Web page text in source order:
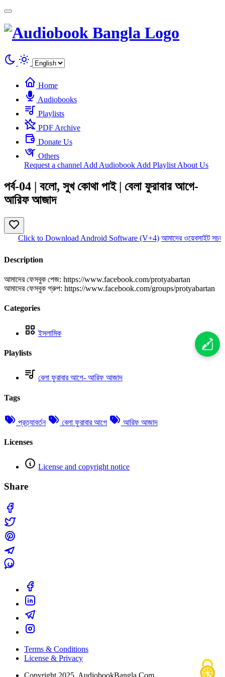
Home
Audiobooks
Playlists
PDF Archive
Donate Us
Others
Request a channel Add Audiobook Add Playlist About Us
পর্ব-04 | বলো, সুখ কোথা পাই | বেলা ফুরাবার আগে-
আরিফ আজাদ
Click to Download Android Software (V+4) আমাদের ওয়েবসাইট
Description
আমাদের ফেসবুক পেজ: https://www.facebook.com/protyabartan
আমাদের ফেসবুক গ্রুপ: https://www.facebook.com/groups/protyabartan
Categories
ইসলামিক
Playlists
বেলা ফুরাবার আগে- আরিফ আজাদ
Tags
প্রত্যাবর্তন বেলা ফুরাবার আগে আরিফ আজাদ
Licenses
License and copyright notice
Share
Terms & Conditions
License & Privacy
Copyright 2025, AudiobookBangla.Com